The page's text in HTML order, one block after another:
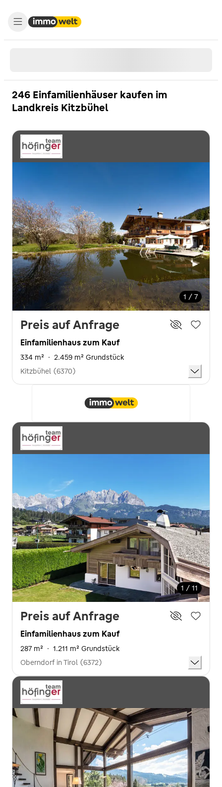
246 Einfamilienhäuser kaufen im
Landkreis Kitzbühel
1 / 7
Preis auf Anfrage
Einfamilienhaus zum Kauf
334 m² · 2.459 m² Grundstück
Kitzbühel (6370)
1 / 11
Preis auf Anfrage
Einfamilienhaus zum Kauf
287 m² · 1.211 m² Grundstück
Oberndorf in Tirol (6372)